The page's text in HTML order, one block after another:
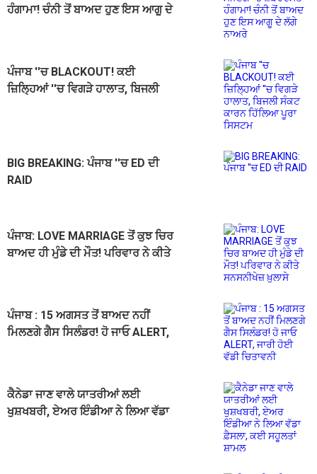
ਹੰਗਾਮਾ! ਚੰਨੀ ਤੋਂ ਬਾਅਦ ਹੁਣ ਇਸ ਆਗੂ ਦੇ
ਪੰਜਾਬ ''ਚ BLACKOUT! ਕਈ
ਜ਼ਿਲ੍ਹਿਆਂ ''ਚ ਵਿਗੜੇ ਹਾਲਾਤ, ਬਿਜਲੀ
BIG BREAKING: ਪੰਜਾਬ ''ਚ ED ਦੀ
RAID
ਪੰਜਾਬ: LOVE MARRIAGE ਤੋਂ ਕੁਝ ਚਿਰ
ਬਾਅਦ ਹੀ ਮੁੰਡੇ ਦੀ ਮੌਤ! ਪਰਿਵਾਰ ਨੇ ਕੀਤੇ
ਪੰਜਾਬ : 15 ਅਗਸਤ ਤੋਂ ਬਾਅਦ ਨਹੀਂ
ਮਿਲਣਗੇ ਗੈਸ ਸਿਲੰਡਰ! ਹੋ ਜਾਓ ALERT,
ਕੈਨੇਡਾ ਜਾਣ ਵਾਲੇ ਯਾਤਰੀਆਂ ਲਈ
ਖੁਸ਼ਖਬਰੀ, ਏਅਰ ਇੰਡੀਆ ਨੇ ਲਿਆ ਵੱਡਾ